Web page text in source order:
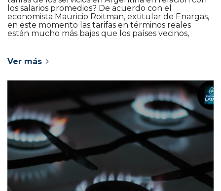
los salarios promedios? De acuerdo con el
economista Mauricio Roitman, extitular de Enargas,
en este momento las tarifas en términos reales
están mucho más bajas que los países vecinos,
Ver más